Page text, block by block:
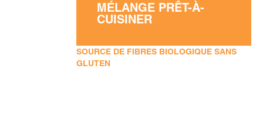
MÉLANGE PRÊT-À-
CUISINER
SOURCE DE FIBRES BIOLOGIQUE SANS
GLUTEN